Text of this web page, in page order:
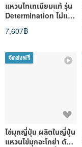
แหวนไทเทเนียมแท้ รุ่น
Determination ไม่แพ้
น้ำหนักเบา
7,607฿
จัดส่งฟรี
ไข่มุกญี่ปุ่น ผลิตในญี่ปุ่น
แหวนไข่มุกอะโกย่า ตัว